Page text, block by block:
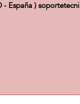
- España )